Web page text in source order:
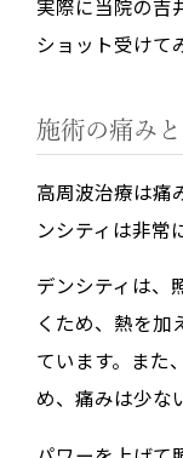
実際に当院の吉
ショット受けて
施術の痛み
高周波治療は痛
ンシティは非常
デンシティは、
くため、熱を加
ています。また
め、痛みは少な